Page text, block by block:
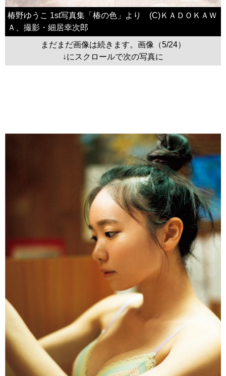
椿野ゆうこ 1st写真集「椿の色」より (C)ＫＡＤＯＫＡＷ
Ａ、撮影・細居幸次郎
まだまだ画像は続きます。画像（5/24）
↓にスクロールで次の写真に